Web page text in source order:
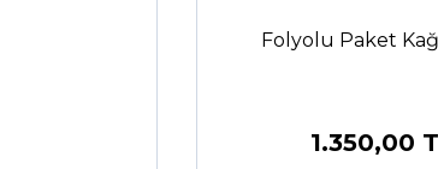
Folyolu Paket
1.350,00